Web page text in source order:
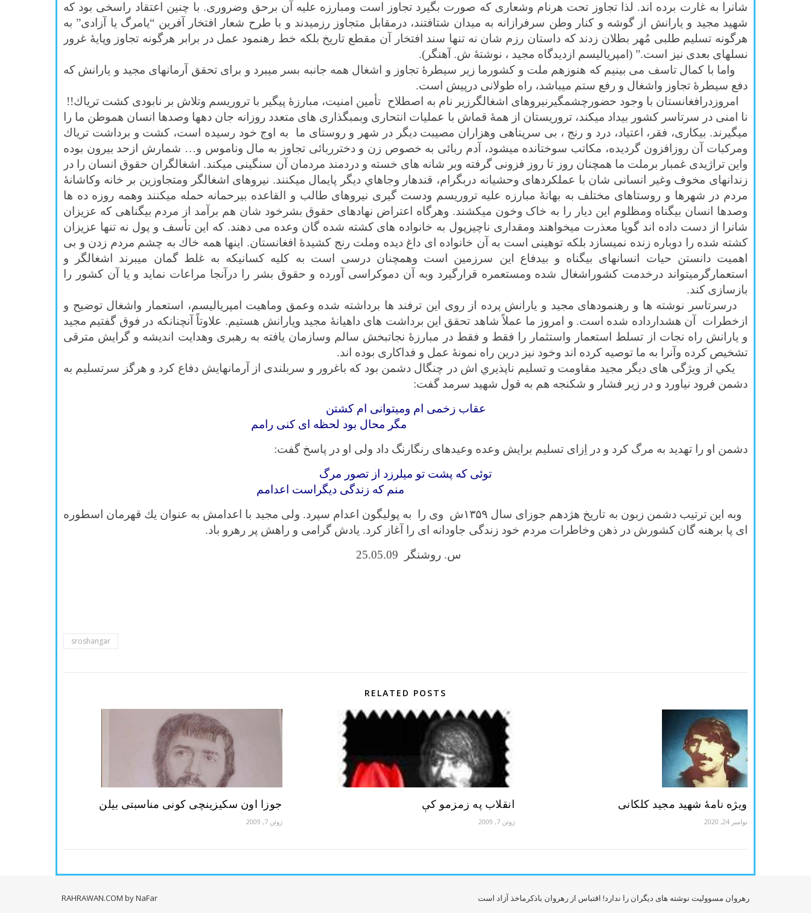
شانرا به غارت برده اند. لذا تجاوز تحت هرنام وشعاری كه صورت بگيرد تجاوز است ومبارزه عليه آن برحق وضروری. با چنين اعتقاد راسخی بود كه
شهيد مجيد و يارانش از گوشه و كنار وطن سرفرازانه به ميدان شتافتند، درمقابل متجاوز رزميدند و با طرح شعار افتخار آفرين “يامرگ يا آزادی” به
هرگونه تسليم طلبی مُهر بطلان زدند كه داستان رزم شان نه تنها سند افتخار آن مقطع تاريخ بلكه خط رهنمود عمل در برابر هرگونه تجاوز وپايۀ غرور
نسلهای بعدی نيز است.” (امپریالیسم ازدیدگاه مجید ، نوشتۀ ش. آهنگر).
واما با كمال تاسف می بينيم كه هنوزهم ملت و كشورما زير سيطرۀ تجاوز و اشغال همه جانبه بسر ميبرد و برای تحقق آرمانهای مجيد و يارانش كه
دفع سيطرۀ تجاوز واشغال و رفع ستم ميباشد، راه طولانی درپيش است.
امروزدرافغانستان با وجود حضورچشمگیرنيروهای اشغالگرزیر نام به اصطلاح تأمين امنيت، مبارزۀ پیگیر با تروريسم وتلاش بر نابودی كشت ترياك!!
نا امنی در سرتاسر کشور بیداد میکند، تروريستان از همۀ قماش با عملیات انتحاری وبمبگذاری های متعدد روزانه جان دهها وصدها انسان هموطن ما را
میگیرند. بیکاری، فقر، اعتیاد، درد و رنج ، بی سرپناهی وهزاران مصیبت دیگر در شهر و روستای ما به اوج خود رسیده است، كشت و برداشت ترياك
ومركبات آن روزافزون گردیده، مكاتب سوختانده ميشود، آدم ربائی به خصوص زن و دخترربائی تجاوز به مال وناموس و… شمارش ازحد بيرون بوده
واین تراژیدی غمبار برملت ما همچنان روز تا روز فزونی گرفته وبر شانه های خسته و دردمند مردمان آن سنگینی میکند. اشغالگران حقوق انسان را در
زندانهای مخوف وغیر انسانی شان با عملکردهای وحشیانه دربگرام، قندهار وجاهاي ديگر پايمال ميكنند. نیروهای اشغالگر ومتجاوزین بر خانه وکاشانۀ
مردم در شهرها و روستاهای مختلف به بهانۀ مبارزه علیه تروریسم ودست گیری نیروهای طالب و القاعده بیرحمانه حمله میکنند وهمه روزه ده ها
وصدها انسان بیگناه ومظلوم این دیار را به خاک وخون میکشند. وهرگاه اعتراض نهادهای حقوق بشرخود شان هم برآمد از مردم بیگناهی که عزیزان
شانرا از دست داده اند گویا معذرت میخواهند ومقداری ناچیزپول به خانواده های كشته شده گان وعده می دهند. که اين تأسف و پول نه تنها عزيزان
كشته شده را دوباره زنده نميسازد بلكه توهينی است به آن خانواده ای داغ ديده وملت رنج کشیدۀ افغانستان. اينها همه خاك به چشم مردم زدن و بی
اهميت دانستن حيات انسانهای بيگناه و بيدفاع اين سرزمين است وهمچنان درسی است به كليه كسانيكه به غلط گمان ميبرند اشغالگر و
استعمارگرميتواند درخدمت كشوراشغال شده ومستعمره قرارگيرد وبه آن دموكراسی آورده و حقوق بشر را درآنجا مراعات نمايد و يا آن كشور را
بازسازی كند.
درسرتاسر نوشته ها و رهنمودهای مجيد و يارانش پرده از روی اين ترفند ها برداشته شده وعمق وماهيت امپرياليسم، استعمار واشغال توضيح و
ازخطرات آن هشدارداده شده است. و امروز ما عملاً شاهد تحقق اين برداشت های داهيانۀ مجيد ويارانش هستيم. علاوتاً آنچنانكه در فوق گفتيم مجيد
و يارانش راه نجات از تسلط استعمار واستثمار را فقط و فقط در مبارزۀ نجاتبخش سالم وسازمان یافته به رهبری وهدایت اندیشه و گرایش مترقی
تشخيص كرده وآنرا به ما توصيه كرده اند وخود نيز درين راه نمونۀ عمل و فداكاری بوده اند.
يكي از ويژگی های ديگر مجيد مقاومت و تسليم ناپذيري اش در چنگال دشمن بود كه باغرور و سربلندی از آرمانهايش دفاع كرد و هرگز سرتسليم به
دشمن فرود نياورد و در زير فشار و شكنجه هم به قول شهيد سرمد گفت:
عقاب زخمی ام وميتوانی ام كشتن
مگر محال بود لحظه ای كنی رامم
دشمن او را تهديد به مرگ كرد و در اِزای تسليم برايش وعده وعيدهای رنگارنگ داد ولی او در پاسخ گفت:
توئی كه پشت تو ميلرزد از تصور مرگ
منم كه زندگی ديگراست اعدامم
وبه اين ترتيب دشمن زبون به تاريخ هژدهم جوزای سال ۱۳۵۹ش وی را به پوليگون اعدام سپرد. ولی مجيد با اعدامش به عنوان يك قهرمان اسطوره
ای پا برهنه گان کشورش در ذهن وخاطرات مردم خود زندگی جاودانه ای را آغاز كرد. یادش گرامی و راهش پر رهرو باد.
س. روشنگر 25.05.09
sroshangar
RELATED POSTS
جوزا اون سکیزینچی کونی مناسبتی بیلن
ژوئن 7, 2009
انقلاب په زمزمو کې
ژوئن 7, 2009
ویژه نامۀ شهید مجید کلکانی
نوامبر 24, 2020
رهروان مسوولیت نوشته های دیگران را ندارد! اقتباس از رهروان باذکرماخذ آزاد است RAHRAWAN.COM by NaFar